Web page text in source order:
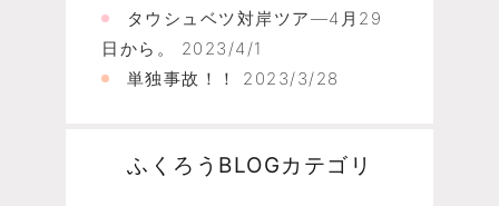
タウシュベツ対岸ツア―4月29
日から。
2023/4/1
単独事故！！
2023/3/28
ふくろうBLOGカテゴリ